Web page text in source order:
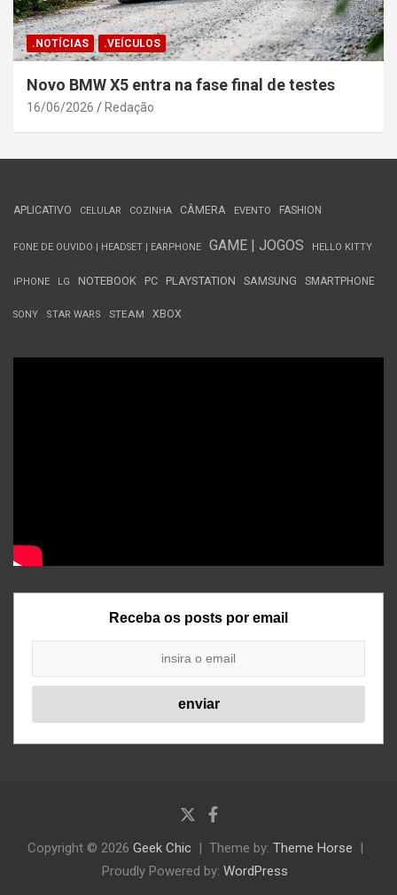
.NOTÍCIAS .VEÍCULOS
Novo BMW X5 entra na fase final de testes
16/06/2026 Redação
APLICATIVO CELULAR COZINHA CÂMERA EVENTO FASHION
FONE DE OUVIDO | HEADSET | EARPHONE GAME | JOGOS HELLO KITTY
iPHONE LG NOTEBOOK PC PLAYSTATION SAMSUNG SMARTPHONE
SONY STAR WARS STEAM XBOX
Receba os posts por email
Copyright © 2026 Geek Chic Theme by: Theme Horse
Proudly Powered by: WordPress